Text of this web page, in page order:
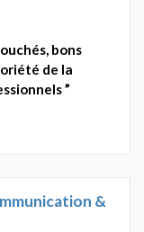
bons
de la
&